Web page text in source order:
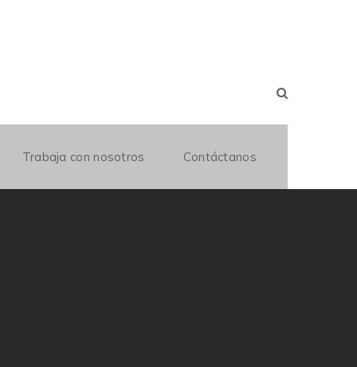
Trabaja con nosotros Contáctanos